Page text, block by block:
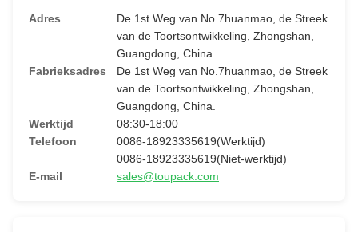
Adres
De 1st Weg van No.7huanmao, de Streek
van de Toortsontwikkeling, Zhongshan,
Guangdong, China.
Fabrieksadres
De 1st Weg van No.7huanmao, de Streek
van de Toortsontwikkeling, Zhongshan,
Guangdong, China.
Werktijd
08:30-18:00
Telefoon
0086-18923335619(Werktijd)
0086-18923335619(Niet-werktijd)
E-mail
sales@toupack.com